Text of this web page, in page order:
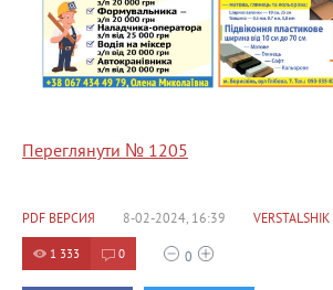
Переглянути № 1205
PDF ВЕРСИЯ 8-02-2024, 16:39 VERSTALSHIK
1 333 0 0